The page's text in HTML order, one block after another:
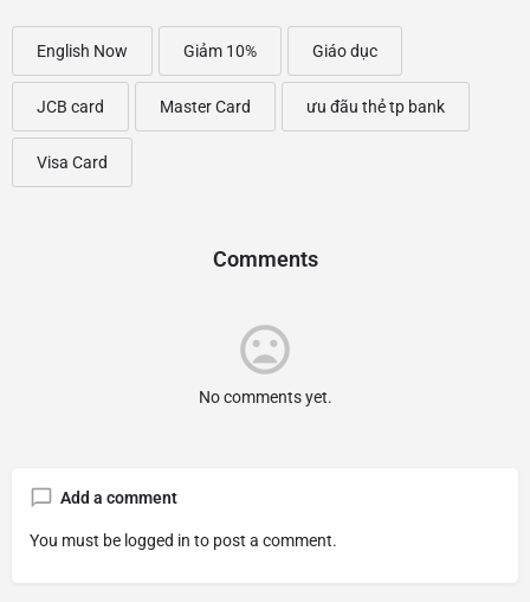
English Now Giảm 10% Giáo dục
JCB card Master Card ưu đãu thẻ tp bank
Visa Card
Comments
No comments yet.
Add a comment
You must be logged in to post a comment.